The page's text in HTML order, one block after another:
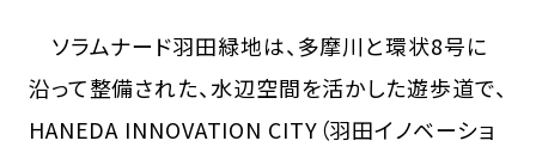
ソラムナード羽田緑地は、多摩川と環状8号に
沿って整備された、水辺空間を活かした遊歩道で、
HANEDA INNOVATION CITY（羽田イノベーショ